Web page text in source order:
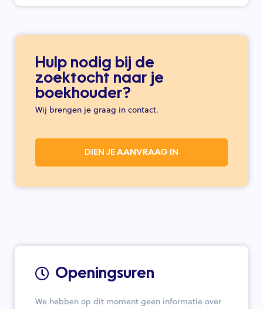
Hulp nodig bij de
zoektocht naar je
boekhouder?
Wij brengen je graag in contact.
DIEN JE AANVRAAG IN
Openingsuren
We hebben op dit moment geen informatie over